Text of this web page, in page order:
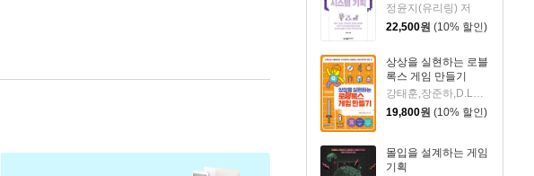
정윤지(유리링) 저
22,500원 (10% 할인)
상상을 실현하는 로블
록스 게임 만들기
강태훈,장준하,D.LAB 저
19,800원 (10% 할인)
몰입을 설계하는 게임
기획